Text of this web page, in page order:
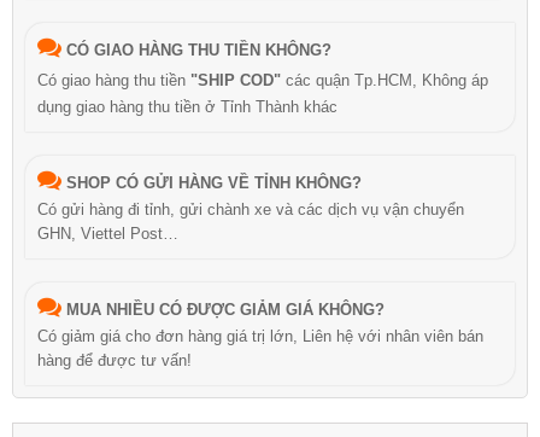
CÓ GIAO HÀNG THU TIỀN KHÔNG?
Có giao hàng thu tiền "SHIP COD" các quận Tp.HCM, Không áp
dụng giao hàng thu tiền ở Tỉnh Thành khác
SHOP CÓ GỬI HÀNG VỀ TỈNH KHÔNG?
Có gửi hàng đi tỉnh, gửi chành xe và các dịch vụ vận chuyển
GHN, Viettel Post…
MUA NHIỀU CÓ ĐƯỢC GIẢM GIÁ KHÔNG?
Có giảm giá cho đơn hàng giá trị lớn, Liên hệ với nhân viên bán
hàng để được tư vấn!